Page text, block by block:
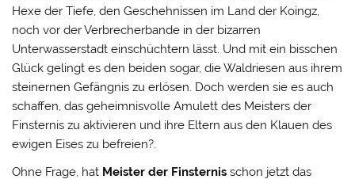
Hexe der Tiefe, den Geschehnissen im Land der Koingz,
noch vor der Verbrecherbande in der bizarren
Unterwasserstadt einschüchtern lässt. Und mit ein bisschen
Glück gelingt es den beiden sogar, die Waldriesen aus ihrem
steinernen Gefängnis zu erlösen. Doch werden sie es auch
schaffen, das geheimnisvolle Amulett des Meisters der
Finsternis zu aktivieren und ihre Eltern aus den Klauen des
ewigen Eises zu befreien?.
Ohne Frage, hat Meister der Finsternis schon jetzt das